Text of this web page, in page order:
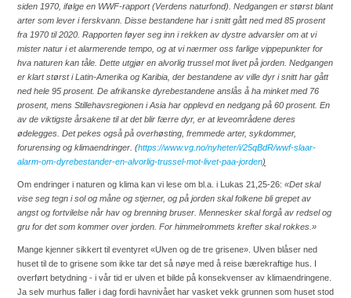
siden 1970, ifølge en WWF-rapport (Verdens naturfond). Nedgangen er størst blant
arter som lever i ferskvann. Disse bestandene har i snitt gått ned med 85 prosent
fra 1970 til 2020. Rapporten føyer seg inn i rekken av dystre advarsler om at vi
mister natur i et alarmerende tempo, og at vi nærmer oss farlige vippepunkter for
hva naturen kan tåle. Dette utgjør en alvorlig trussel mot livet på jorden. Nedgangen
er klart størst i Latin-Amerika og Karibia, der bestandene av ville dyr i snitt har gått
ned hele 95 prosent. De afrikanske dyrebestandene anslås å ha minket med 76
prosent, mens Stillehavsregionen i Asia har opplevd en nedgang på 60 prosent. En
av de viktigste årsakene til at det blir færre dyr, er at leveområdene deres
ødelegges. Det pekes også på overhøsting, fremmede arter, sykdommer,
forurensing og klimaendringer. (https://www.vg.no/nyheter/i/25qBdR/wwf-slaar-
alarm-om-dyrebestander-en-alvorlig-trussel-mot-livet-paa-jorden)
Om endringer i naturen og klima kan vi lese om bl.a. i Lukas 21,25-26: «Det skal
vise seg tegn i sol og måne og stjerner, og på jorden skal folkene bli grepet av
angst og fortvilelse når hav og brenning bruser. Mennesker skal forgå av redsel og
gru for det som kommer over jorden. For himmelrommets krefter skal rokkes.»
Mange kjenner sikkert til eventyret «Ulven og de tre grisene». Ulven blåser ned
huset til de to grisene som ikke tar det så nøye med å reise bærekraftige hus. I
overført betydning - i vår tid er ulven et bilde på konsekvenser av klimaendringene.
Ja selv murhus faller i dag fordi havnivået har vasket vekk grunnen som huset stod